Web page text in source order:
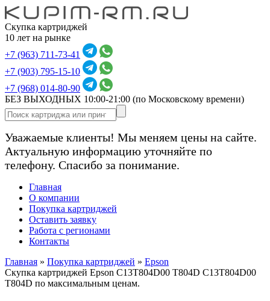
Скупка картриджей
10 лет на рынке
+7 (963) 711-73-41
+7 (903) 795-15-10
+7 (968) 014-80-90
БЕЗ ВЫХОДНЫХ 10:00-21:00 (по Московскому времени)
Уважаемые клиенты! Мы меняем цены на сайте.
Актуальную информацию уточняйте по
телефону. Спасибо за понимание.
Главная
О компании
Покупка картриджей
Оставить заявку
Работа с регионами
Контакты
Главная » Покупка картриджей » Epson
Скупка картриджей Epson C13T804D00 T804D C13T804D00
T804D по максимальным ценам.